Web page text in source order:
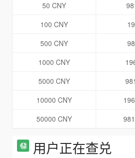
50 CNY
100 CNY
500 CNY
1000 CNY
5000 CNY
10000 CNY
50000 CNY
用户正在查兑